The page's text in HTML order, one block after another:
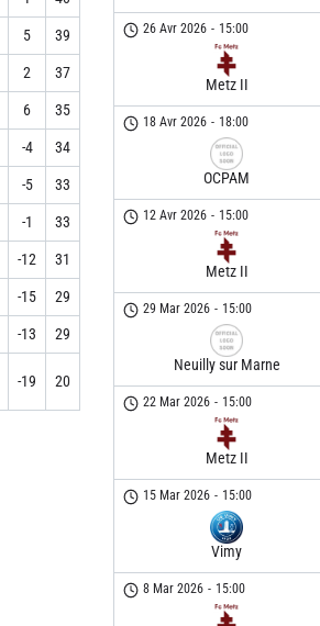
5 39
2 37
6 35
-4 34
-5 33
-1 33
-12 31
-15 29
-13 29
-19 20
26 Avr 2026 - 15:00
Metz II
18 Avr 2026 - 18:00
OCPAM
12 Avr 2026 - 15:00
Metz II
29 Mar 2026 - 15:00
Neuilly sur Marne
22 Mar 2026 - 15:00
Metz II
15 Mar 2026 - 15:00
Vimy
8 Mar 2026 - 15:00